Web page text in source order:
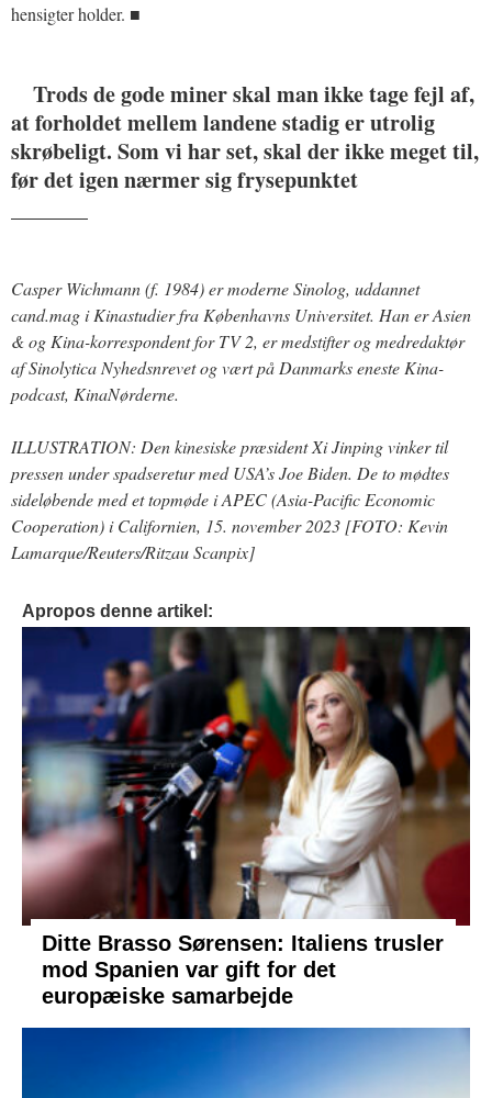
hensigter holder. ■
Trods de gode miner skal man ikke tage fejl af,
at forholdet mellem landene stadig er utrolig
skrøbeligt. Som vi har set, skal der ikke meget til,
før det igen nærmer sig frysepunktet
Casper Wichmann (f. 1984) er moderne Sinolog, uddannet
cand.mag i Kinastudier fra Københavns Universitet. Han er Asien
& og Kina-korrespondent for TV 2, er medstifter og medredaktør
af Sinolytica Nyhedsnrevet og vært på Danmarks eneste Kina-
podcast, KinaNørderne.
ILLUSTRATION: Den kinesiske præsident Xi Jinping vinker til
pressen under spadseretur med USA’s Joe Biden. De to mødtes
sideløbende med et topmøde i APEC (Asia-Pacific Economic
Cooperation) i Californien, 15. november 2023 [FOTO: Kevin
Lamarque/Reuters/Ritzau Scanpix]
Apropos denne artikel:
Ditte Brasso Sørensen: Italiens trusler
mod Spanien var gift for det
europæiske samarbejde